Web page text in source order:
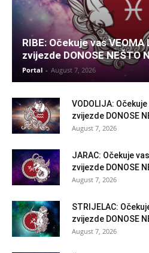
RIBE: Očekuje vas VEOMA
zvijezde DONOSE NEŠTO
Portal - August 7, 2026
VODOLIJA: Očekuje
zvijezde DONOSE
August 7, 2026
JARAC: Očekuje
zvijezde DONOSE
August 7, 2026
STRIJELAC:
zvijezde DONOSE
August 7, 2026